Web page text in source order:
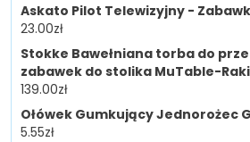
Askato Pilot Telewizyjny -
23.00zł
Stokke Bawełniana torba do
zabawek do stolika MuTable-
139.00zł
Ołówek Gumkujący Jednorożec
5.55zł